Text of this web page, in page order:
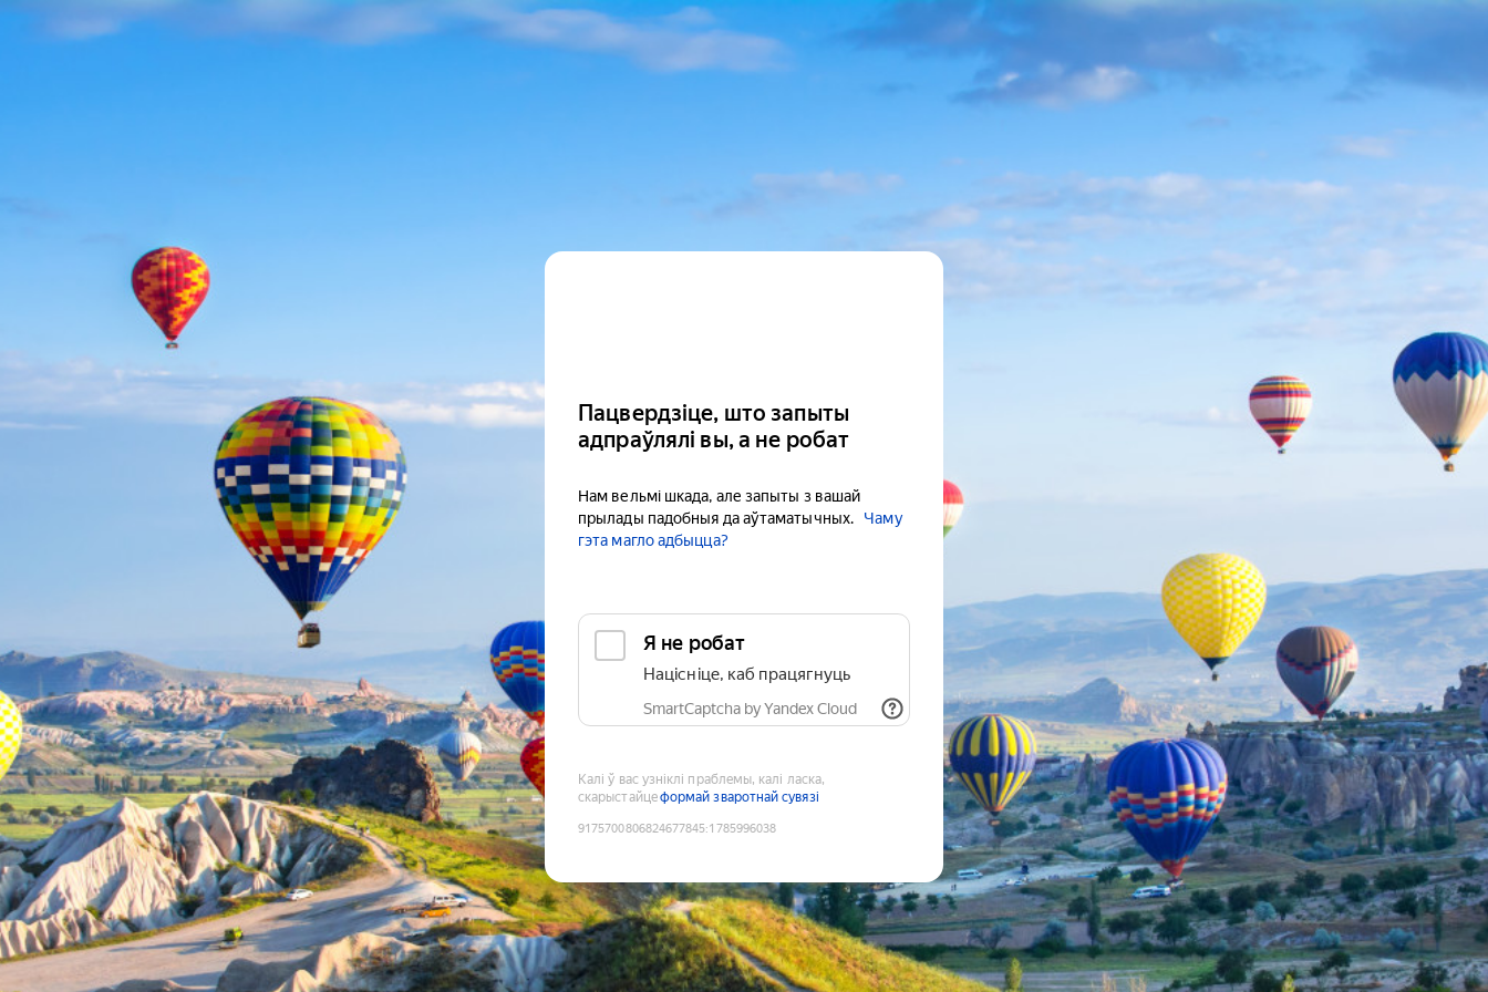
Пацвердзіце, што запыты
адпраўлялі вы, а не робат
Нам вельмі шкада, але запыты з вашай
прылады падобныя да аўтаматычных.
Чаму
гэта магло адбыцца?
Я не робат
Націсніце, каб працягнуць
SmartCaptcha by Yandex Cloud
Калі ў вас узніклі праблемы, калі ласка,
скарыстайцеформай зваротнай сувязі
9175700806824677845:1785996038